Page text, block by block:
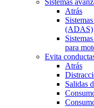
Sistemas
Atrás
(ADAS)
para
Evita
Atrás
Salidas